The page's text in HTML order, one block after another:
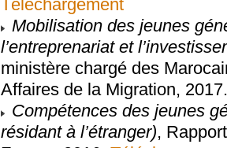
Téléchargement
Mobilisation des jeunes
l’entreprenariat et
ministère chargé des
Affaires de la Migration,
Compétences des jeunes
résidant à l’étranger),